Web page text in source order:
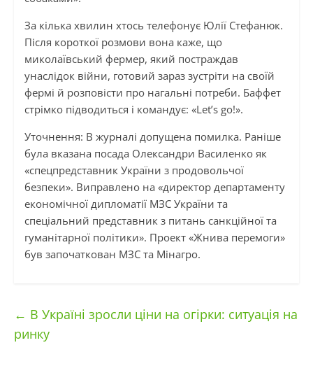
За кілька хвилин хтось телефонує Юлії Стефанюк.
Після короткої розмови вона каже, що
миколаївський фермер, який постраждав
унаслідок війни, готовий зараз зустріти на своїй
фермі й розповісти про нагальні потреби. Баффет
стрімко підводиться і командує: «Let’s go!».
Уточнення: В журналі допущена помилка. Раніше
була вказана посада Олександри Василенко як
«спецпредставник України з продовольчої
безпеки». Виправлено на «директор департаменту
економічної дипломатії МЗС України та
спеціальний представник з питань санкційної та
гуманітарної політики». Проект «Жнива перемоги»
був започаткован МЗС та Мінагро.
← В Україні зросли ціни на огірки: ситуація на
ринку